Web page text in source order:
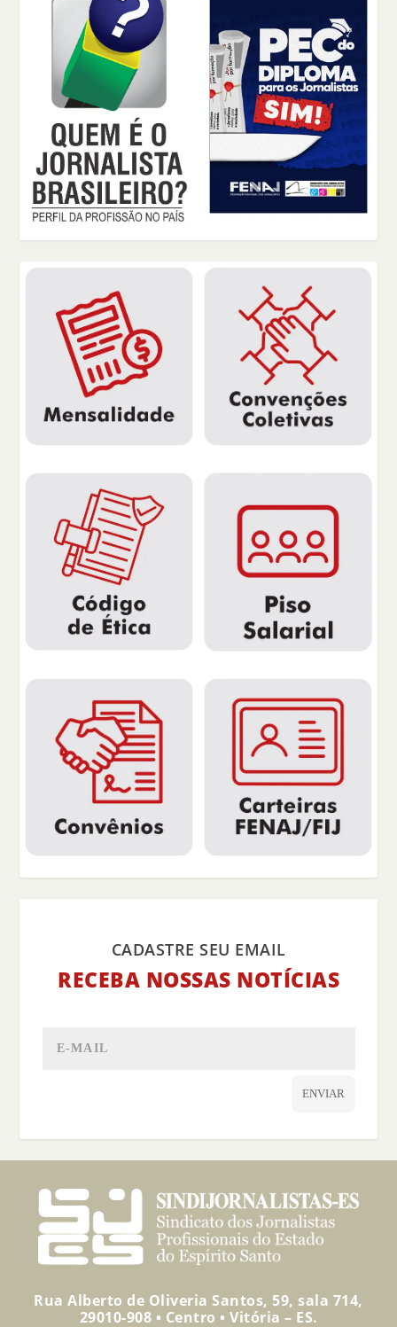
CADASTRE SEU EMAIL
RECEBA NOSSAS NOTÍCIAS
ENVIAR
Rua Alberto de Oliveria Santos, 59, sala 714,
29010-908 • Centro • Vitória – ES.